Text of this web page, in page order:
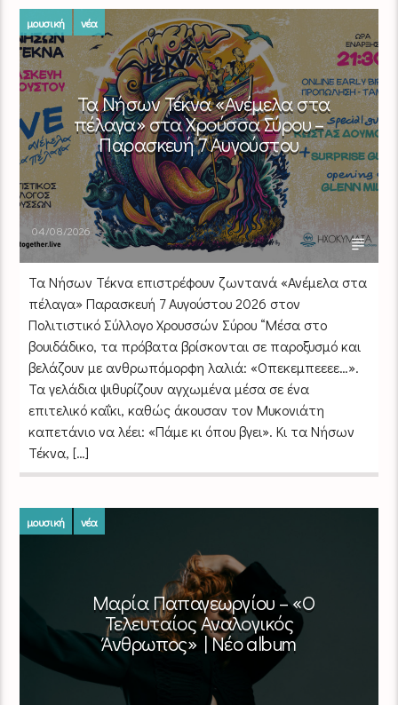
μουσική νέα
Τα Νήσων Τέκνα «Ανέμελα στα
πέλαγα» στα Χρούσσα Σύρου –
Παρασκευή 7 Αυγούστου
04/08/2026
Τα Νήσων Τέκνα επιστρέφουν ζωντανά «Ανέμελα στα
πέλαγα» Παρασκευή 7 Αυγούστου 2026 στον
Πολιτιστικό Σύλλογο Χρουσσών Σύρου “Μέσα στο
βουιδάδικο, τα πρόβατα βρίσκονται σε παροξυσμό και
βελάζουν με ανθρωπόμορφη λαλιά: «Οπεκεμπεεεε…».
Τα γελάδια ψιθυρίζουν αγχωμένα μέσα σε ένα
επιτελικό καΐκι, καθώς άκουσαν τον Μυκονιάτη
καπετάνιο να λέει: «Πάμε κι όπου βγει». Κι τα Νήσων
Τέκνα, […]
μουσική νέα
Μαρία Παπαγεωργίου – «Ο
Τελευταίος Αναλογικός
Άνθρωπος» | Νέο album